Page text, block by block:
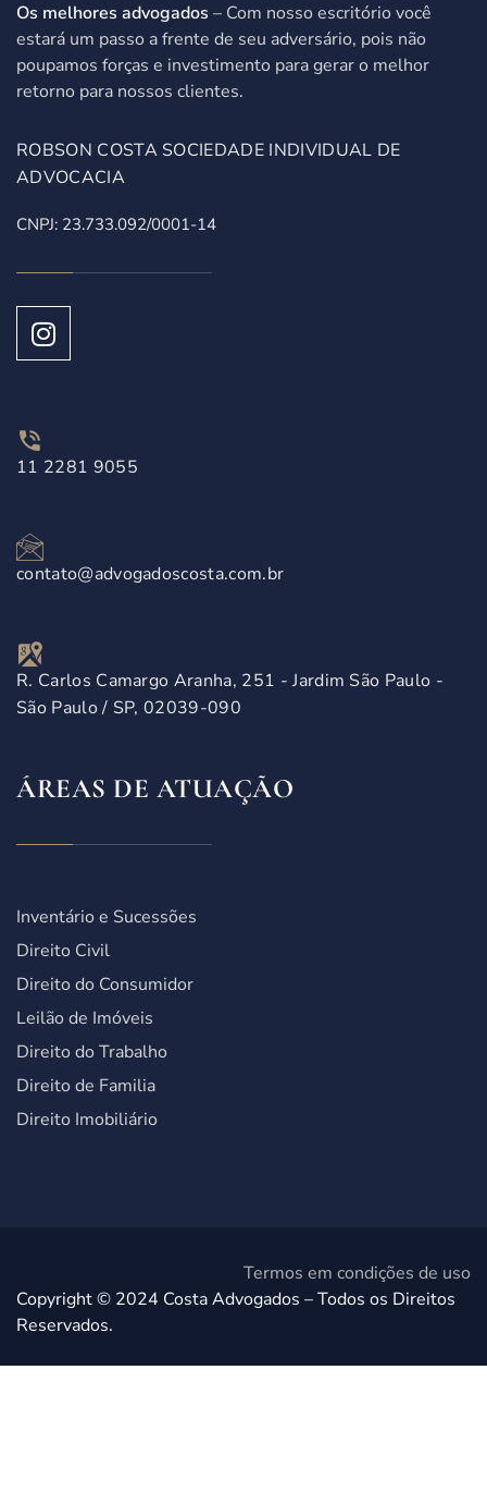
Os melhores advogados – Com nosso escritório você
estará um passo a frente de seu adversário, pois não
poupamos forças e investimento para gerar o melhor
retorno para nossos clientes.
ROBSON COSTA SOCIEDADE INDIVIDUAL DE
ADVOCACIA
CNPJ: 23.733.092/0001-14
11 2281 9055
contato@advogadoscosta.com.br
R. Carlos Camargo Aranha, 251 - Jardim São Paulo -
São Paulo / SP, 02039-090
ÁREAS DE ATUAÇÃO
Inventário e Sucessões
Direito Civil
Direito do Consumidor
Leilão de Imóveis
Direito do Trabalho
Direito de Familia
Direito Imobiliário
Termos em condições de uso
Copyright © 2024 Costa Advogados – Todos os Direitos
Reservados.